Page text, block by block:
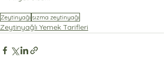
Zeytinyağı sızma zeytinyağı
Zeytinyağlı Yemek Tarifleri